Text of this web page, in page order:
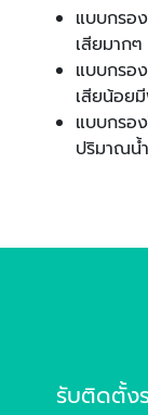
แบบกรอ
เสียมากๆ
แบบกรอ
เสียน้อย
แบบกรอ
ปริมาณน้
รับติดตั้ง